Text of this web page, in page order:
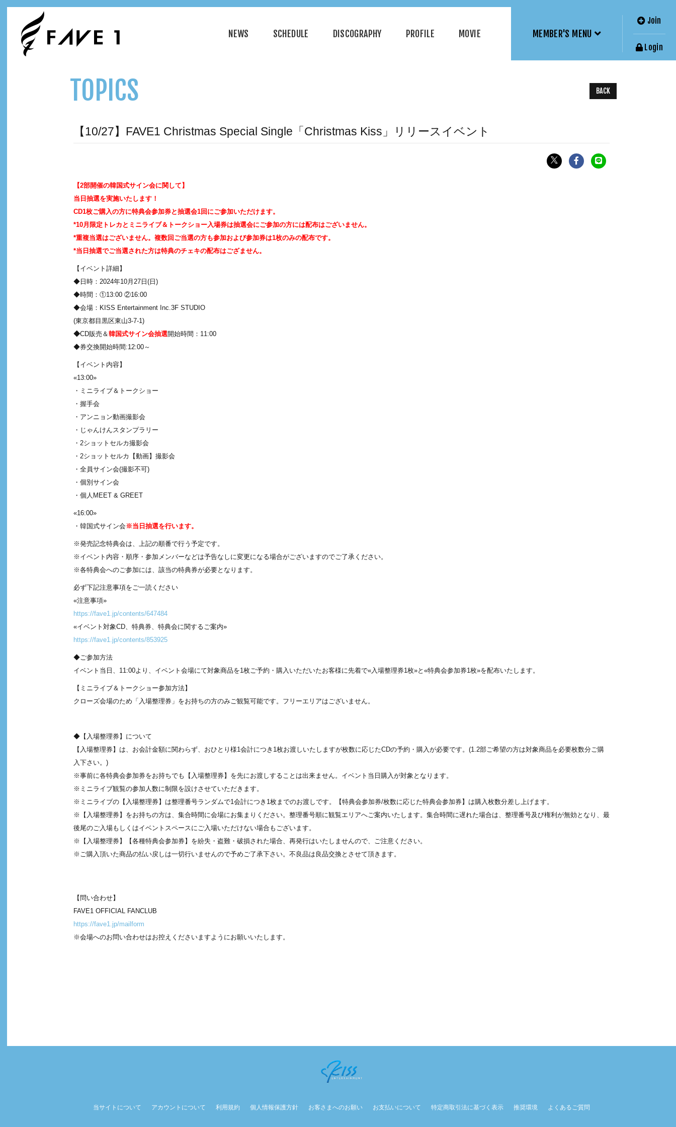
NEWS SCHEDULE DISCOGRAPHY PROFILE MOVIE MEMBER'S MENU
Join
Login
TOPICS BACK
【10/27】FAVE1 Christmas Special Single「Christmas Kiss」リリースイベント
【2部開催の韓国式サイン会に関して】
当日抽選を実施いたします！
CD1枚ご購入の方に特典会参加券と抽選会1回にご参加いただけます。
*10月限定トレカとミニライブ＆トークショー入場券は抽選会にご参加の方には配布はございません。
*重複当選はございません。複数回ご当選の方も参加および参加券は1枚のみの配布です。
*当日抽選でご当選された方は特典のチェキの配布はござません。
【イベント詳細】
◆日時：2024年10月27日(日)
◆時間：①13:00 ②16:00
◆会場：KISS Entertainment Inc.3F STUDIO
(東京都目黒区東山3-7-1)
◆CD販売＆韓国式サイン会抽選開始時間：11:00
◆券交換開始時間:12:00～
【イベント内容】
«13:00»
・ミニライブ＆トークショー
・握手会
・アンニョン動画撮影会
・じゃんけんスタンプラリー
・2ショットセルカ撮影会
・2ショットセルカ【動画】撮影会
・全員サイン会(撮影不可)
・個別サイン会
・個人MEET & GREET
«16:00»
・韓国式サイン会 ※当日抽選を行います。
※発売記念特典会は、上記の順番で行う予定です。
※イベント内容・順序・参加メンバーなどは予告なしに変更になる場合がございますのでご了承ください。
※各特典会へのご参加には、該当の特典券が必要となります。
必ず下記注意事項をご一読ください
«注意事項»
https://fave1.jp/contents/647484
«イベント対象CD、特典券、特典会に関するご案内»
https://fave1.jp/contents/853925
◆ご参加方法
イベント当日、11:00より、イベント会場にて対象商品を1枚ご予約・購入いただいたお客様に先着で«入場整理券1枚»と«特典会参加券1枚»を配布いたします。
【ミニライブ＆トークショー参加方法】
クローズ会場のため「入場整理券」をお持ちの方のみご観覧可能です。フリーエリアはございません。
◆【入場整理券】について
【入場整理券】は、お会計金額に関わらず、おひとり様1会計につき1枚お渡しいたしますが枚数に応じたCDの予約・購入が必要です。(1.2部ご希望の方は対象商品を必要枚数分ご購
入下さい。)
※事前に各特典会参加券をお持ちでも【入場整理券】を先にお渡しすることは出来ません。イベント当日購入が対象となります。
※ミニライブ観覧の参加人数に制限を設けさせていただきます。
※ミニライブの【入場整理券】は整理番号ランダムで1会計につき1枚までのお渡しです。【特典会参加券/枚数に応じた特典会参加券】は購入枚数分差し上げます。
※【入場整理券】をお持ちの方は、集合時間に会場にお集まりください。整理番号順に観覧エリアへご案内いたします。集合時間に遅れた場合は、整理番号及び権利が無効となり、最
後尾のご⼊場もしくはイベントスペースにご⼊場いただけない場合もございます。
※【入場整理券】【各種特典会参加券】を紛失・盗難・破損された場合、再発行はいたしませんので、ご注意ください。
※ご購入頂いた商品の払い戻しは一切行いませんので予めご了承下さい。不良品は良品交換とさせて頂きます。
【問い合わせ】
FAVE1 OFFICIAL FANCLUB
https://fave1.jp/mailform
※会場へのお問い合わせはお控えくださいますようにお願いいたします。
当サイトについて アカウントについて 利用規約 個人情報保護方針 お客さまへのお願い お支払いについて 特定商取引法に基づく表示 推奨環境 よくあるご質問